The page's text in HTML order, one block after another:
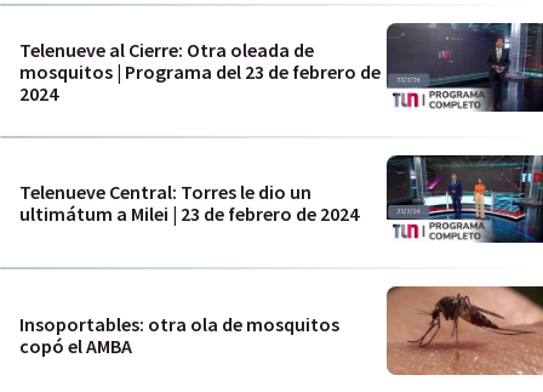
Telenueve al Cierre: Otra oleada de
mosquitos | Programa del 23 de febrero de
2024
Telenueve Central: Torres le dio un
ultimátum a Milei | 23 de febrero de 2024
Insoportables: otra ola de mosquitos
copó el AMBA